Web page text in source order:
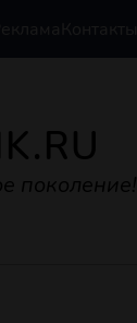
поколение!